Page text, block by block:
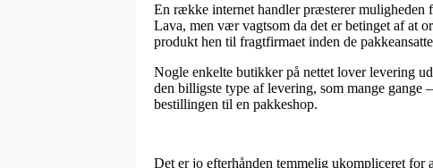
En række internet handler præsterer
Lava, men vær vagtsom da det er betinget af at
produkt hen til fragtfirmaet inden de
Nogle enkelte butikker på nettet lover levering
den billigste type af levering, som mange
bestillingen til en pakkeshop.
Det er jo efterhånden temmelig ukompliceret for